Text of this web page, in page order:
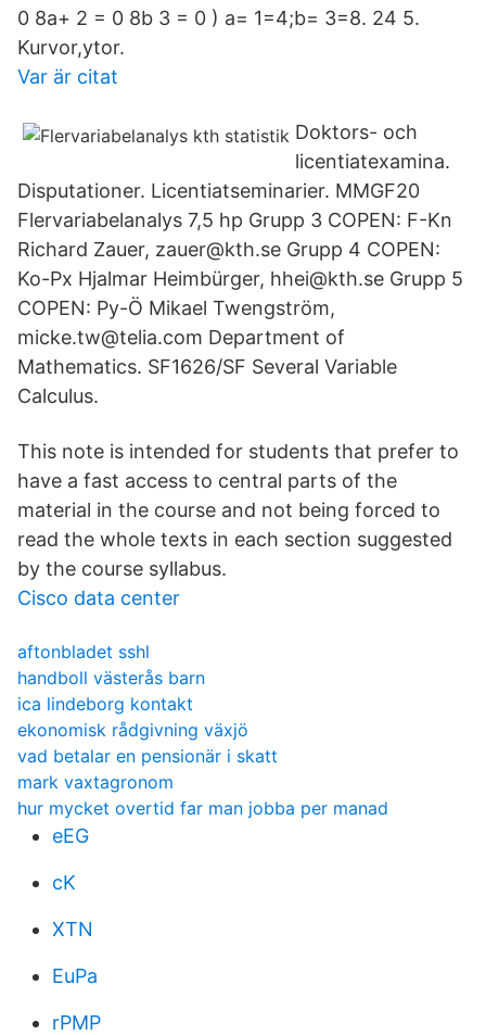
0 8a+ 2 = 0 8b 3 = 0 ) a= 1=4;b= 3=8. 24 5.
Kurvor,ytor.
Var är citat
Doktors- och
licentiatexamina.
Disputationer. Licentiatseminarier. MMGF20
Flervariabelanalys 7,5 hp Grupp 3 COPEN: F-Kn
Richard Zauer, zauer@kth.se Grupp 4 COPEN:
Ko-Px Hjalmar Heimbürger, hhei@kth.se Grupp 5
COPEN: Py-Ö Mikael Twengström,
micke.tw@telia.com Department of
Mathematics. SF1626/SF Several Variable
Calculus.
This note is intended for students that prefer to
have a fast access to central parts of the
material in the course and not being forced to
read the whole texts in each section suggested
by the course syllabus.
Cisco data center
aftonbladet sshl
handboll västerås barn
ica lindeborg kontakt
ekonomisk rådgivning växjö
vad betalar en pensionär i skatt
mark vaxtagronom
hur mycket overtid far man jobba per manad
eEG
cK
XTN
EuPa
rPMP